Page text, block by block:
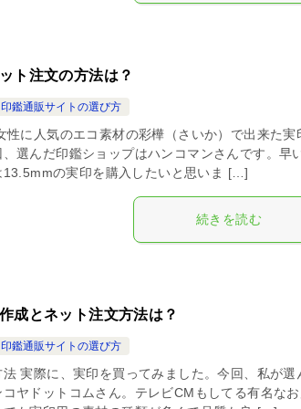
ト注文の方法は？
印鑑通販サイトの選び方
性に人気のエコ素材の彩樺（さいか）で出来た実
選んだ印鑑ショップはハンコマンさんです。早
の実印を購入したいと思いま […]
続きを読む
成とネット注文方法は？
印鑑通販サイトの選び方
実際に、実印を買ってみました。今回、私が選
ヤドットコムさん。テレビCMもしてる有名な